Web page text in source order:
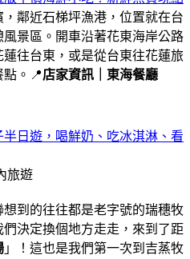
鄰近石梯坪漁港，位置就在台
景區。開車沿著花東海岸公路
往台東，或是從台東往花蓮旅
。📍店家資訊｜東海餐廳
日遊，喝鮮奶、吃冰淇淋、看
旅遊
到的往往都是老字號的瑞穗牧
決定換個地方走走，來到了距
」！這也是我們第一次到吉蒸牧